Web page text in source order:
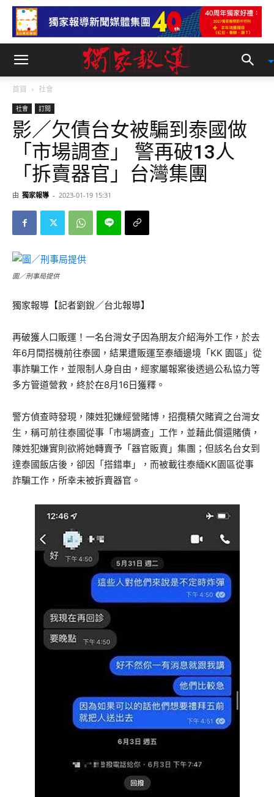
首頁 社會
社會 訂閱
影／欠債台女被騙到泰國做
「市場調查」 警再破13人
「拆賣器官」台灣集團
由 獨家報導 - 2023-01-19 15:31
圖／刑事局提供
獨家報導【記者劉銳／台北報導】
再破獲人口販運！一名台灣女子因為朋友介紹海外工作，於去
年6月間搭機前往泰國，結果遭販運至泰緬邊境「KK 園區」從
事詐騙工作，並限制人身自由，經家屬報案後透過公私協力等
多方管道營救，終於在8月16日獲釋。
警方偵查時發現，陳姓犯嫌經營賭博，招攬積欠賭資之台灣女
生，稱可前往泰國從事「市場調查」工作，並藉此償還賭債，
陳姓犯嫌實則欲將她轉賣予「器官販賣」集團；但該名台女到
達泰國飯店後，卻因「搭錯車」，而被載往泰緬KK園區從事
詐騙工作，所幸未被拆賣器官。